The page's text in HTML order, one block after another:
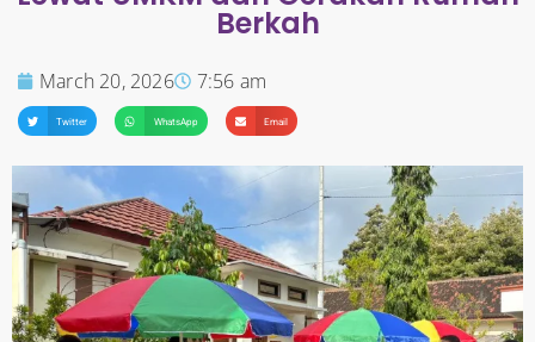
Berkah
March 20, 2026 7:56 am
Twitter WhatsApp Email